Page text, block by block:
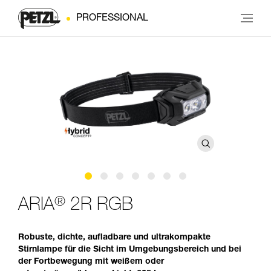
PROFESSIONAL
ARIA® 2R RGB
Robuste, dichte, aufladbare und ultrakompakte
Stirnlampe für die Sicht im Umgebungsbereich und bei
der Fortbewegung mit weißem oder